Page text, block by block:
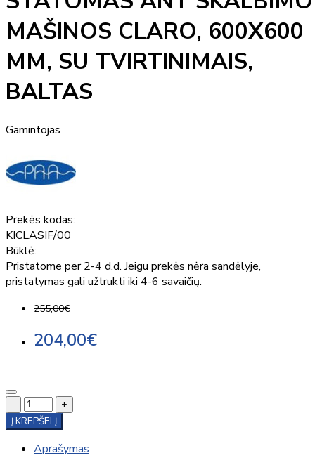
MAŠINOS CLARO, 600X600
MM, SU TVIRTINIMAIS,
BALTAS
Gamintojas
Prekės kodas:
KICLASIF/00
Būklė:
Pristatome per 2-4 d.d. Jeigu prekės nėra sandėlyje,
pristatymas gali užtrukti iki 4-6 savaičių.
255,00€
204,00€
-
+
Į KREPŠELĮ
Aprašymas